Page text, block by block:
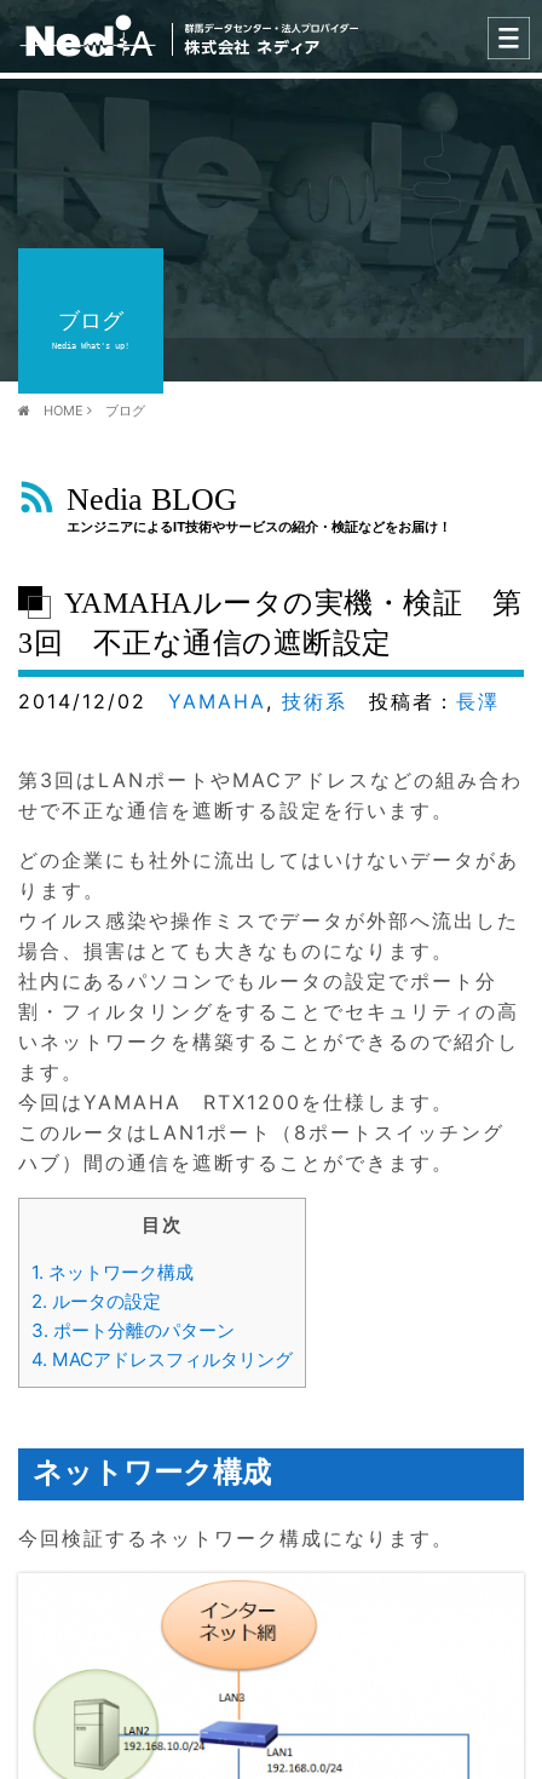
ブログ
Nedia What's up!
HOME ブログ
Nedia BLOG
エンジニアによるIT技術やサービスの紹介・検証などをお届け！
YAMAHAルータの実機・検証 第
3回 不正な通信の遮断設定
2014/12/02 YAMAHA, 技術系 投稿者： 長澤
第3回はLANポートやMACアドレスなどの組み合わ
せで不正な通信を遮断する設定を行います。
どの企業にも社外に流出してはいけないデータがあ
ります。
ウイルス感染や操作ミスでデータが外部へ流出した
場合、損害はとても大きなものになります。
社内にあるパソコンでもルータの設定でポート分
割・フィルタリングをすることでセキュリティの高
いネットワークを構築することができるので紹介し
ます。
今回はYAMAHA RTX1200を仕様します。
このルータはLAN1ポート（8ポートスイッチング
ハブ）間の通信を遮断することができます。
目次
1. ネットワーク構成
2. ルータの設定
3. ポート分離のパターン
4. MACアドレスフィルタリング
ネットワーク構成
今回検証するネットワーク構成になります。